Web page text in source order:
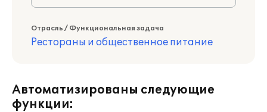
Отрасль / Функциональная задача
Рестораны и общественное питание
Автоматизированы следующие
функции: